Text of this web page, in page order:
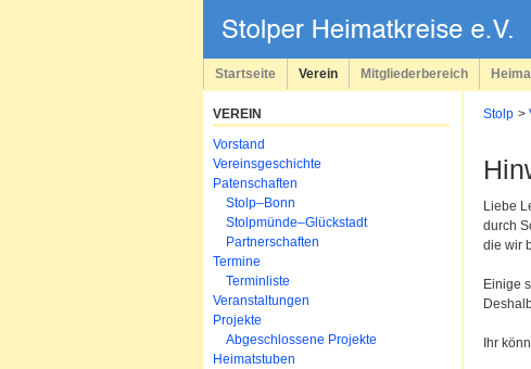
überspringen
Startseite Verein Mitgliederbereich
Stolp
Liebe
durch
die wir
Einige
Ihr
VEREIN
Navigation
überspringen
Vorstand
Vereinsgeschichte
Patenschaften
Stolp–Bonn
Stolpmünde–Glückstadt
Partnerschaften
Termine
Terminliste
Veranstaltungen
Projekte
Abgeschlossene Projekte
Heimatstuben